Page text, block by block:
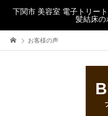
下関市 美容室 電子トリー
髪結床の
お客様の声